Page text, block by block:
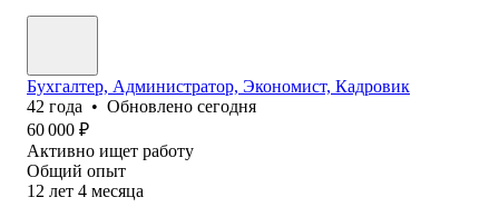
Бухгалтер, Администратор, Экономист, Кадровик
42 года • Обновлено сегодня
60 000 ₽
Активно ищет работу
Общий опыт
12 лет 4 месяца